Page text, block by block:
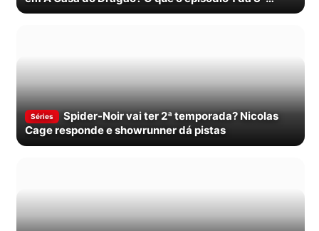
temporada mostra
Séries
Spider-Noir vai ter 2ª temporada? Nicolas
Cage responde e showrunner dá pistas